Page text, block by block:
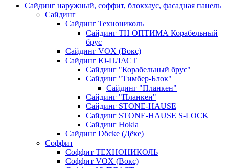
Сайдинг наружный, соффит, блокхаус, фасадная панель
Сайдинг
Сайдинг Технониколь
Сайдинг ТН ОПТИМА Корабельный
брус
Сайдинг VOX (Вокс)
Сайдинг Ю-ПЛАСТ
Сайдинг "Корабельный брус"
Сайдинг "Тимбер-Блок"
Сайдинг "Планкен"
Сайдинг "Планкен"
Сайдинг STONE-HAUSE
Сайдинг STONE-HAUSE S-LOCK
Сайдинг Hokla
Сайдинг Döcke (Дёке)
Соффит
Соффит ТЕХНОНИКОЛЬ
Соффит VOX (Вокс)